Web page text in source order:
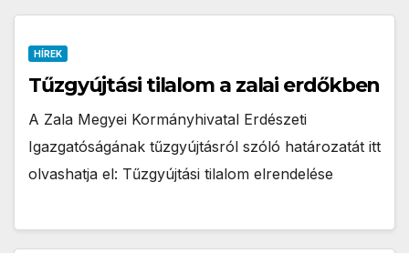
HÍREK
Tűzgyújtási tilalom a zalai erdőkben
A Zala Megyei Kormányhivatal Erdészeti
Igazgatóságának tűzgyújtásról szóló határozatát itt
olvashatja el: Tűzgyújtási tilalom elrendelése